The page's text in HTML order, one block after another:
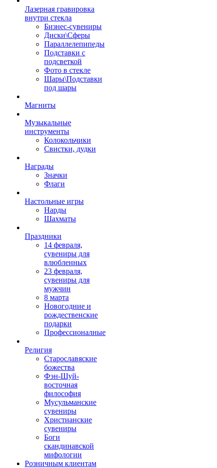
Лазерная гравировка
внутри стекла
Бизнес-сувениры
Диски\Сферы
Параллелепипеды
Подставки с
подсветкой
Фото в стекле
Шары\Подставки
под шары
Магниты
Музыкальные
инструменты
Колокольчики
Свистки, дудки
Награды
Значки
Флаги
Настольные игры
Нарды
Шахматы
Праздники
14 февраля,
сувениры для
влюбленных
23 февраля,
сувениры для
мужчин
8 марта
Новогодние и
рождественские
подарки
Профессионалные
Религия
Старославяские
божества
Фэн-Шуй-
восточная
философия
Мусульманские
сувениры
Христианские
сувениры
Боги
скандинавской
мифологии
Розничным клиентам